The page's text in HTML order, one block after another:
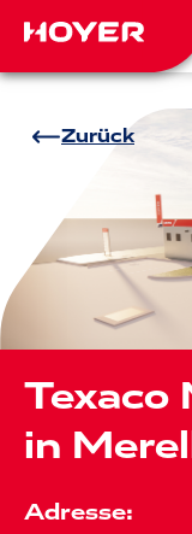
Zurück
Texaco
in
Adresse: